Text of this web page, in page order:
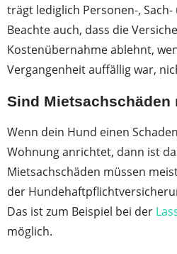
trägt lediglich Personen-,
Beachte auch, dass die
Kostenübernahme ablehnt,
Vergangenheit auffällig war,
Sind
Wenn dein Hund einen
Wohnung anrichtet, dann ist
Mietsachschäden müssen
der
Das ist zum Beispiel bei der
möglich.